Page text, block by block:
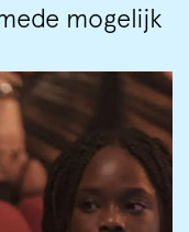
mogelijk